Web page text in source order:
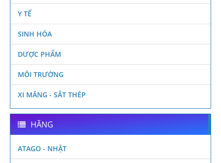
Y TẾ
SINH HÓA
DƯỢC PHẨM
MÔI TRƯỜNG
XI MĂNG - SẮT THÉP
HÃNG
ATAGO - NHẬT